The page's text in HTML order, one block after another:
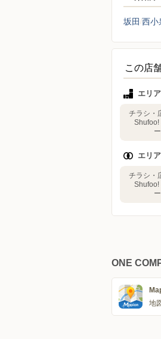
坂田 西小
この店
エリ
チラシ・
Shufoo!
ー
エリ
チラシ・
Shufoo!
ー
ONE
地